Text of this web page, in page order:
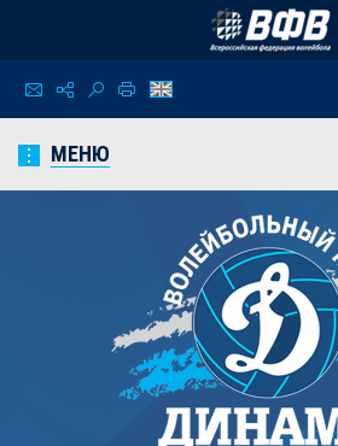
МЕНЮ